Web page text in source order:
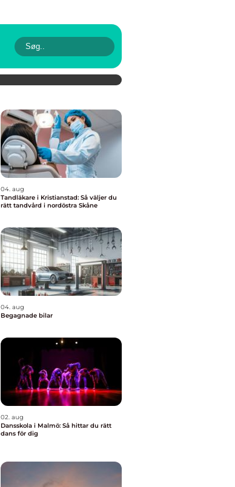
04. aug
Tandläkare i Kristianstad: Så väljer du
rätt tandvård i nordöstra Skåne
04. aug
Begagnade bilar
02. aug
Dansskola i Malmö: Så hittar du rätt
dans för dig